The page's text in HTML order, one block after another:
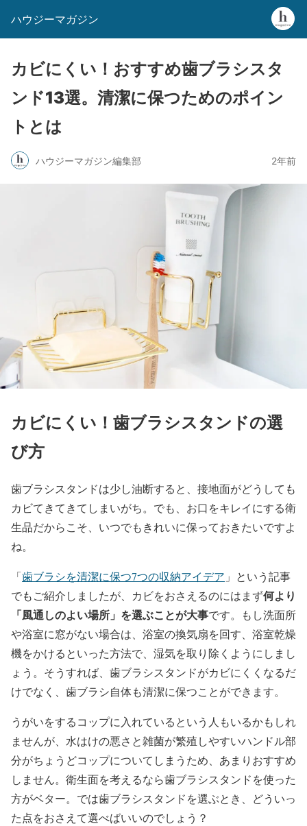
ハウジーマガジン
カビにくい！おすすめ歯ブラシスタ
ンド13選。清潔に保つためのポイン
トとは
ハウジーマガジン編集部 2年前
カビにくい！歯ブラシスタンドの選
び方
歯ブラシスタンドは少し油断すると、接地面がどうしても
カビてきてきてしまいがち。でも、お口をキレイにする衛
生品だからこそ、いつでもきれいに保っておきたいですよ
ね。
「歯ブラシを清潔に保つ7つの収納アイデア 」という記事
でもご紹介しましたが、カビをおさえるのにはまず何より
「風通しのよい場所」を選ぶことが大事です。もし洗面所
や浴室に窓がない場合は、浴室の換気扇を回す、浴室乾燥
機をかけるといった方法で、湿気を取り除くようにしまし
ょう。そうすれば、歯ブラシスタンドがカビにくくなるだ
けでなく、歯ブラシ自体も清潔に保つことができます。
うがいをするコップに入れているという人もいるかもしれ
ませんが、水はけの悪さと雑菌が繁殖しやすいハンドル部
分がちょうどコップについてしまうため、あまりおすすめ
しません。衛生面を考えるなら歯ブラシスタンドを使った
方がベター。では歯ブラシスタンドを選ぶとき、どういっ
た点をおさえて選べばいいのでしょう？